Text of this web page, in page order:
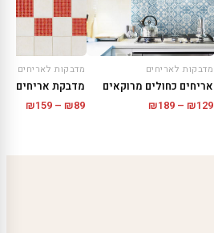
מדבקות לאריחים
אריחים כחולים מרוקאים
₪129
–
₪189
מדבקות לאריחים
₪89
–
₪159